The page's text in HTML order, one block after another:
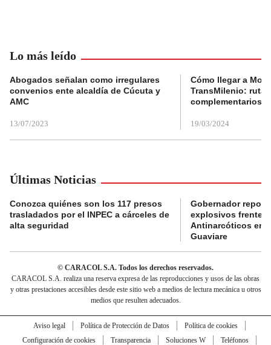
Lo más leído
Abogados señalan como irregulares
convenios ente alcaldía de Cúcuta y
AMC
13/07/2023
Cómo llegar a
TransMilenio:
complementarios
19/03/2024
Últimas Noticias
Conozca quiénes son los 117 presos
trasladados por el INPEC a cárceles de
alta seguridad
Gobernador
explosivos frente a
Antinarcóticos en
Guaviare
© CARACOL S.A. Todos los derechos reservados.
CARACOL S.A. realiza una reserva expresa de las reproducciones y usos de las obras
y otras prestaciones accesibles desde este sitio web a medios de lectura mecánica u otros
medios que resulten adecuados.
Aviso legal Política de Protección de Datos
Política de cookies
Configuración de cookies
Transparencia Soluciones W
Teléfonos